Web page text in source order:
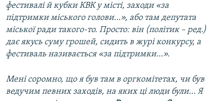
фестивалі й кубки КВК у місті, заходи «за
підтримки міського голови…», або там депутата
міської ради такого-то. Просто: він (політик – ред.)
дає якусь суму грошей, сидить в журі конкурсу, а
фестиваль називається «за підтримки…».
Мені соромно, що я був там в оргкомітетах, чи був
ведучим певних заходів, на яких ці люди були… Я